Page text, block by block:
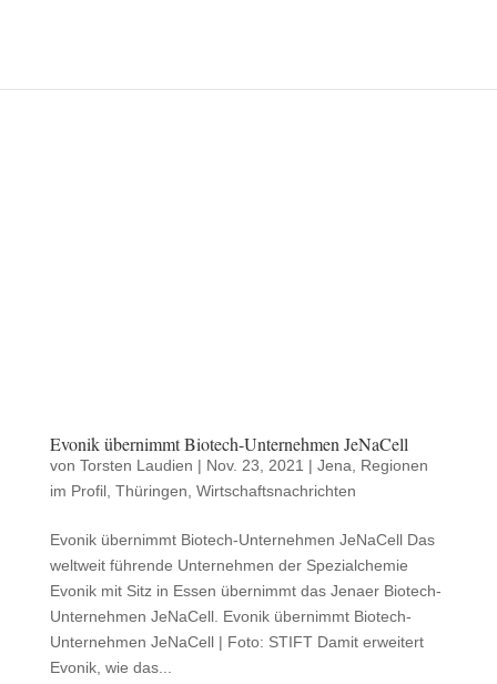
Evonik übernimmt Biotech-Unternehmen JeNaCell
von Torsten Laudien | Nov. 23, 2021 | Jena
Regionen
im Profil, Thüringen Wirtschaftsnachrichten
Evonik übernimmt Biotech-Unternehmen JeNaCell Das
weltweit führende Unternehmen der Spezialchemie
Evonik mit Sitz in Essen übernimmt das Jenaer Biotech-
Unternehmen JeNaCell. Evonik übernimmt Biotech-
Unternehmen JeNaCell | Foto: STIFT Damit erweitert
Evonik, wie das...